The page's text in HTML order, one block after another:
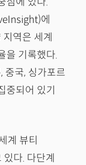
에
역은 세계
을 기록했다.
중국, 싱가포르
중되어 있기
계 뷰티
다. 다단계